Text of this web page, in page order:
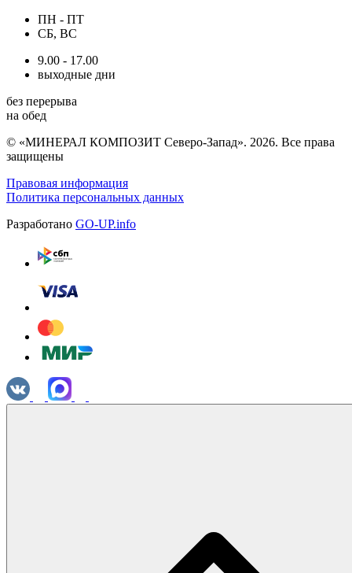
ПН - ПТ
СБ, ВС
9.00 - 17.00
выходные дни
без перерыва
на обед
© «МИНЕРАЛ КОМПОЗИТ Северо-Запад». 2026. Все права
защищены
Правовая информация
Политика персональных данных
Разработано GO-UP.info